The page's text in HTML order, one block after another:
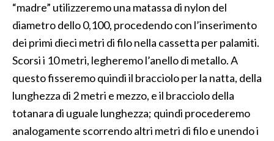
“madre” utilizzeremo una matassa di nylon del
diametro dello 0,100, procedendo con l’inserimento
dei primi dieci metri di filo nella cassetta per palamiti.
Scorsi i 10 metri, legheremo l’anello di metallo. A
questo fisseremo quindi il bracciolo per la natta, della
lunghezza di 2 metri e mezzo, e il bracciolo della
totanara di uguale lunghezza; quindi procederemo
analogamente scorrendo altri metri di filo e unendo i